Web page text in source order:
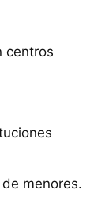
centros
menores.